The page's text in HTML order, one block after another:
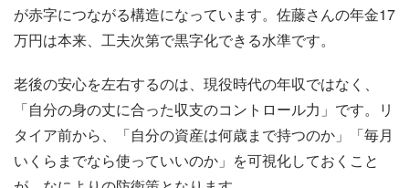
が赤字につながる構造になっています。佐藤さんの年金17
万円は本来、工夫次第で黒字化できる水準です。
老後の安心を左右するのは、現役時代の年収ではなく、
「自分の身の丈に合った収支のコントロール力」です。リ
タイア前から、「自分の資産は何歳まで持つのか」「毎月
いくらまでなら使っていいのか」を可視化しておくこと